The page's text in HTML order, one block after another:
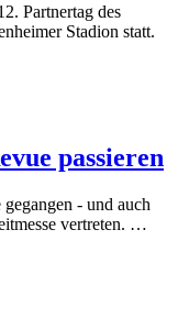
Partnertag des
Stadion statt.
passieren
- und auch
vertreten. …